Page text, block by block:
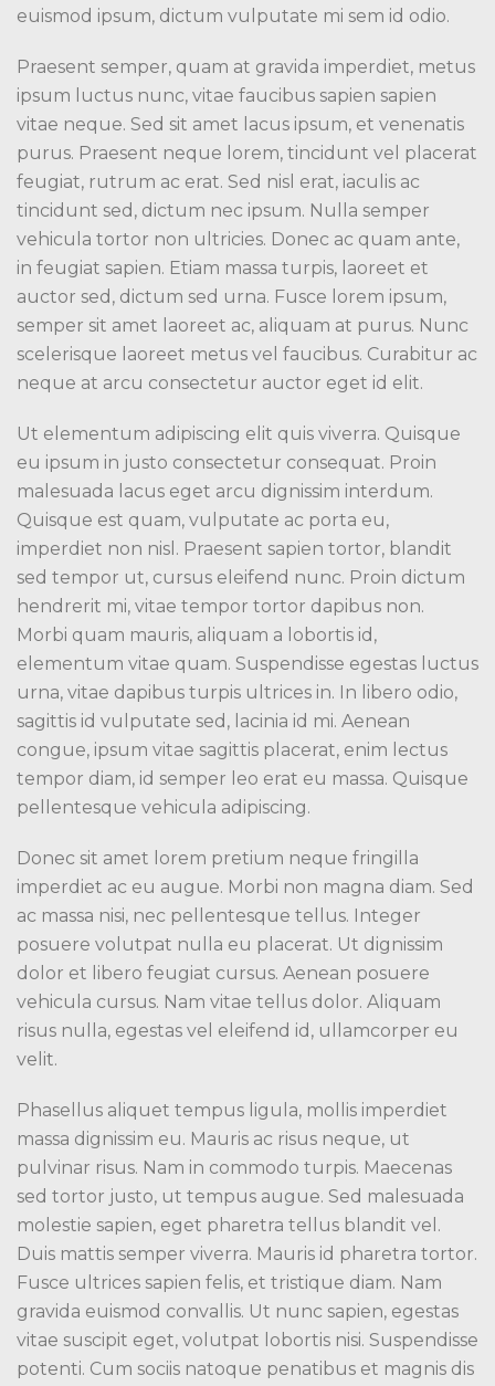
euismod ipsum, dictum vulputate mi sem id odio.
Praesent semper, quam at gravida imperdiet, metus
ipsum luctus nunc, vitae faucibus sapien sapien
vitae neque. Sed sit amet lacus ipsum, et venenatis
purus. Praesent neque lorem, tincidunt vel placerat
feugiat, rutrum ac erat. Sed nisl erat, iaculis ac
tincidunt sed, dictum nec ipsum. Nulla semper
vehicula tortor non ultricies. Donec ac quam ante,
in feugiat sapien. Etiam massa turpis, laoreet et
auctor sed, dictum sed urna. Fusce lorem ipsum,
semper sit amet laoreet ac, aliquam at purus. Nunc
scelerisque laoreet metus vel faucibus. Curabitur ac
neque at arcu consectetur auctor eget id elit.
Ut elementum adipiscing elit quis viverra. Quisque
eu ipsum in justo consectetur consequat. Proin
malesuada lacus eget arcu dignissim interdum.
Quisque est quam, vulputate ac porta eu,
imperdiet non nisl. Praesent sapien tortor, blandit
sed tempor ut, cursus eleifend nunc. Proin dictum
hendrerit mi, vitae tempor tortor dapibus non.
Morbi quam mauris, aliquam a lobortis id,
elementum vitae quam. Suspendisse egestas luctus
urna, vitae dapibus turpis ultrices in. In libero odio,
sagittis id vulputate sed, lacinia id mi. Aenean
congue, ipsum vitae sagittis placerat, enim lectus
tempor diam, id semper leo erat eu massa. Quisque
pellentesque vehicula adipiscing.
Donec sit amet lorem pretium neque fringilla
imperdiet ac eu augue. Morbi non magna diam. Sed
ac massa nisi, nec pellentesque tellus. Integer
posuere volutpat nulla eu placerat. Ut dignissim
dolor et libero feugiat cursus. Aenean posuere
vehicula cursus. Nam vitae tellus dolor. Aliquam
risus nulla, egestas vel eleifend id, ullamcorper eu
velit.
Phasellus aliquet tempus ligula, mollis imperdiet
massa dignissim eu. Mauris ac risus neque, ut
pulvinar risus. Nam in commodo turpis. Maecenas
sed tortor justo, ut tempus augue. Sed malesuada
molestie sapien, eget pharetra tellus blandit vel.
Duis mattis semper viverra. Mauris id pharetra tortor.
Fusce ultrices sapien felis, et tristique diam. Nam
gravida euismod convallis. Ut nunc sapien, egestas
vitae suscipit eget, volutpat lobortis nisi. Suspendisse
potenti. Cum sociis natoque penatibus et magnis dis